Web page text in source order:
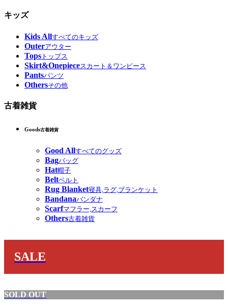
キッズ
Kids Allすべてのキッズ
Outerアウター
Tops トップス
Skirt&Onepieceスカート＆ワンピース
Pantsパンツ
Othersその他
古着雑貨
Goods古着雑貨
Good Allすべてのグッズ
Bagバッグ
Hat帽子
Beltベルト
Rug Blanket寝具,ラグ,ブランケット
Bandanaバンダナ
Scarfマフラー,スカーフ
Others古着雑貨
SALE
SOLD OUT